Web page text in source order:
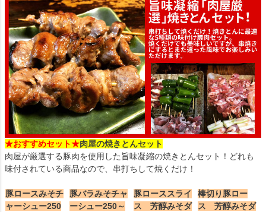
★おすすめセット★肉屋の焼きとんセット
肉屋が厳選する豚肉を使用した旨味凝縮の焼きとんセット！どれも
味付されている商品なので、串打ちして焼くだけ！
豚ロースみそチ
ャーシュー250
豚バラみそチャ
ーシュー250～
豚ローススライ
ス 芳醇みそダ
棒切り豚ロー
ス 芳醇みそダ